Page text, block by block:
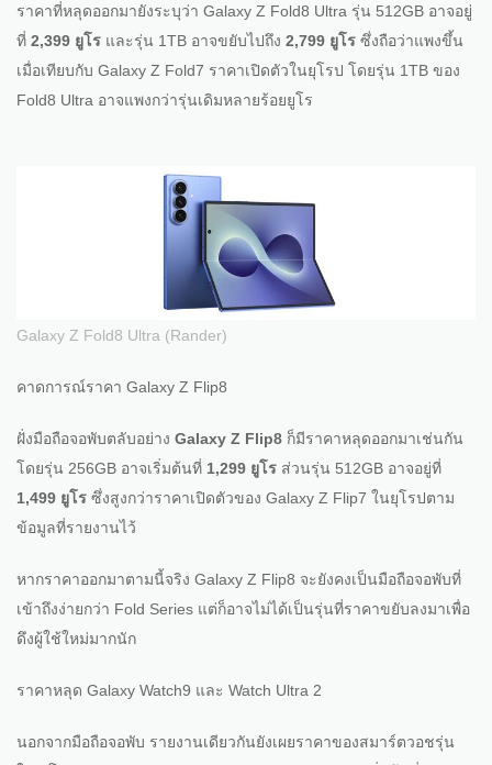
ราคาที่หลุดออกมายังระบุว่า Galaxy Z Fold8 Ultra รุ่น 512GB อาจอยู่
ที่ 2,399 ยูโร และรุ่น 1TB อาจขยับไปถึง 2,799 ยูโร ซึ่งถือว่าแพงขึ้น
เมื่อเทียบกับ Galaxy Z Fold7 ราคาเปิดตัวในยุโรป โดยรุ่น 1TB ของ
Fold8 Ultra อาจแพงกว่ารุ่นเดิมหลายร้อยยูโร
Galaxy Z Fold8 Ultra (Rander)
คาดการณ์ราคา Galaxy Z Flip8
ฝั่งมือถือจอพับตลับอย่าง Galaxy Z Flip8 ก็มีราคาหลุดออกมาเช่นกัน
โดยรุ่น 256GB อาจเริ่มต้นที่ 1,299 ยูโร ส่วนรุ่น 512GB อาจอยู่ที่
1,499 ยูโร ซึ่งสูงกว่าราคาเปิดตัวของ Galaxy Z Flip7 ในยุโรปตาม
ข้อมูลที่รายงานไว้
หากราคาออกมาตามนี้จริง Galaxy Z Flip8 จะยังคงเป็นมือถือจอพับที่
เข้าถึงง่ายกว่า Fold Series แต่ก็อาจไม่ได้เป็นรุ่นที่ราคาขยับลงมาเพื่อ
ดึงผู้ใช้ใหม่มากนัก
ราคาหลุด Galaxy Watch9 และ Watch Ultra 2
นอกจากมือถือจอพับ รายงานเดียวกันยังเผยราคาของสมาร์ตวอชรุ่น